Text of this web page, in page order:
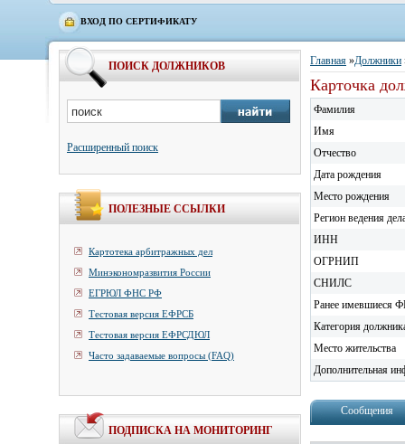
ВХОД ПО СЕРТИФИКАТУ
ПОИСК ДОЛЖНИКОВ
Расширенный поиск
ПОЛЕЗНЫЕ ССЫЛКИ
Картотека арбитражных дел
Минэкономразвития России
ЕГРЮЛ ФНС РФ
Тестовая версия ЕФРСБ
Тестовая версия ЕФРСДЮЛ
Часто задаваемые вопросы (FAQ)
ПОДПИСКА НА МОНИТОРИНГ
Главная »Должники
Карточка
Фамилия
Имя
Отчество
Дата рождения
Место рождения
Регион ведения
ИНН
ОГРНИП
СНИЛС
Ранее имевшиеся
Категория
Место жительства
Дополнительная
Сообщения